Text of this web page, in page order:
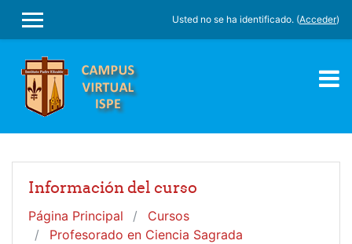
PANEL LATERAL
Usted no se ha identificado. (Acceder)
Información del curso
Página Principal
Cursos
Profesorado en Ciencia Sagrada